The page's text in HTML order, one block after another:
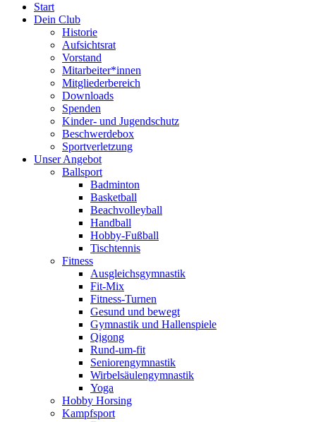
Start
Dein Club
Historie
Aufsichtsrat
Vorstand
Mitarbeiter*innen
Mitgliederbereich
Downloads
Spenden
Kinder- und Jugendschutz
Beschwerdebox
Sportverletzung
Unser Angebot
Ballsport
Badminton
Basketball
Beachvolleyball
Handball
Hobby-Fußball
Tischtennis
Fitness
Ausgleichsgymnastik
Fit-Mix
Fitness-Turnen
Gesund und bewegt
Gymnastik und Hallenspiele
Qigong
Rund-um-fit
Seniorengymnastik
Wirbelsäulengymnastik
Yoga
Hobby Horsing
Kampfsport